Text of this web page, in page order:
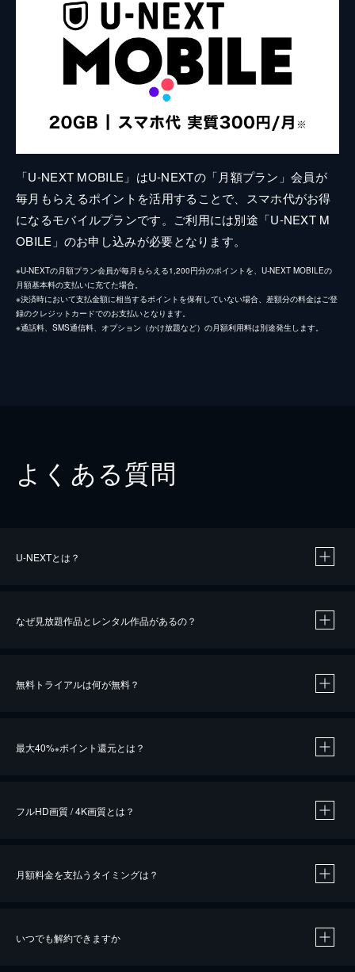
「U-NEXT MOBILE」はU-NEXTの「月額プラン」会員が
毎月もらえるポイントを活用することで、スマホ代がお得
になるモバイルプランです。ご利用には別途「U-NEXT M
OBILE」のお申し込みが必要となります。
※U-NEXTの月額プラン会員が毎月もらえる1,200円分のポイントを、U-NEXT MOBILEの
月額基本料の支払いに充てた場合。
※決済時において支払金額に相当するポイントを保有していない場合、差額分の料金はご登
録のクレジットカードでのお支払いとなります。
※通話料、SMS通信料、オプション（かけ放題など）の月額利用料は別途発生します。
よくある質問
U-NEXTとは？
なぜ見放題作品とレンタル作品があるの？
無料トライアルは何が無料？
最大40%※ポイント還元とは？
※40％ポイント還元の対象は、クレジットカード決済による作品の購入 / レンタルです。
フルHD画質 / 4K画質とは？
月額料金を支払うタイミングは？
いつでも解約できますか